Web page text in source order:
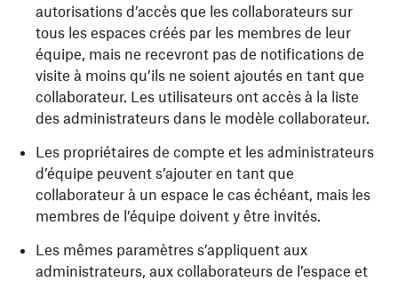
autorisations d’accès que les collaborateurs sur
tous les espaces créés par les membres de leur
équipe, mais ne recevront pas de notifications de
visite à moins qu’ils ne soient ajoutés en tant que
collaborateur. Les utilisateurs ont accès à la liste
des administrateurs dans le modèle collaborateur.
Les propriétaires de compte et les administrateurs
d’équipe peuvent s’ajouter en tant que
collaborateur à un espace le cas échéant, mais les
membres de l’équipe doivent y être invités.
Les mêmes paramètres s’appliquent aux
administrateurs, aux collaborateurs de l’espace et